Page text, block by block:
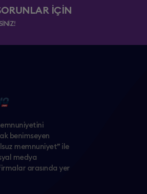
İÇİN
benimseyen
memnuniyet” ile
medya
arasında yer